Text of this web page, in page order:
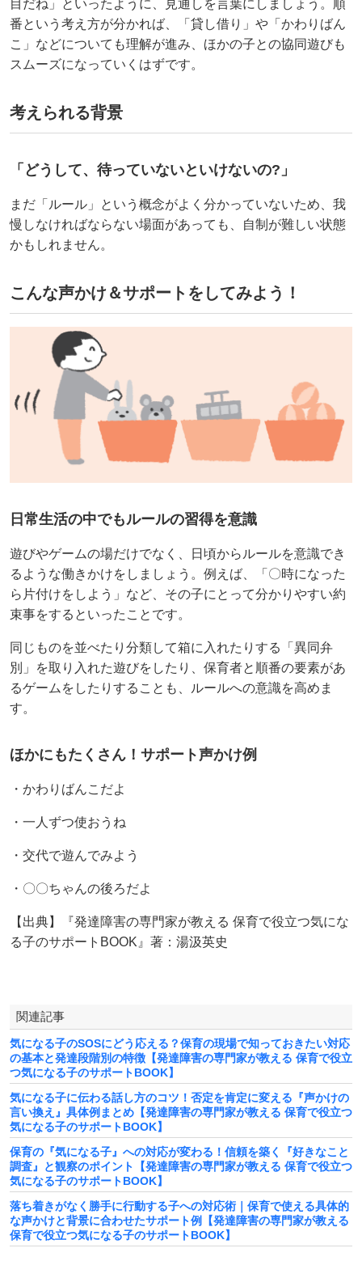
目だね」といったように、見通しを言葉にしましょう。順
番という考え方が分かれば、「貸し借り」や「かわりばん
こ」などについても理解が進み、ほかの子との協同遊びも
スムーズになっていくはずです。
考えられる背景
「どうして、待っていないといけないの?」
まだ「ルール」という概念がよく分かっていないため、我
慢しなければならない場面があっても、自制が難しい状態
かもしれません。
こんな声かけ＆サポートをしてみよう！
日常生活の中でもルールの習得を意識
遊びやゲームの場だけでなく、日頃からルールを意識でき
るような働きかけをしましょう。例えば、「〇時になった
ら片付けをしよう」など、その子にとって分かりやすい約
束事をするといったことです。
同じものを並べたり分類して箱に入れたりする「異同弁
別」を取り入れた遊びをしたり、保育者と順番の要素があ
るゲームをしたりすることも、ルールへの意識を高めま
す。
ほかにもたくさん！サポート声かけ例
・かわりばんこだよ
・一人ずつ使おうね
・交代で遊んでみよう
・〇〇ちゃんの後ろだよ
【出典】『発達障害の専門家が教える 保育で役立つ気にな
る子のサポートBOOK』著：湯汲英史
関連記事
気になる子のSOSにどう応える？保育の現場で知っておきたい対応
の基本と発達段階別の特徴【発達障害の専門家が教える 保育で役立
つ気になる子のサポートBOOK】
気になる子に伝わる話し方のコツ！否定を肯定に変える『声かけの
言い換え』具体例まとめ【発達障害の専門家が教える 保育で役立つ
気になる子のサポートBOOK】
保育の『気になる子』への対応が変わる！信頼を築く『好きなこと
調査』と観察のポイント【発達障害の専門家が教える 保育で役立つ
気になる子のサポートBOOK】
落ち着きがなく勝手に行動する子への対応術｜保育で使える具体的
な声かけと背景に合わせたサポート例【発達障害の専門家が教える
保育で役立つ気になる子のサポートBOOK】